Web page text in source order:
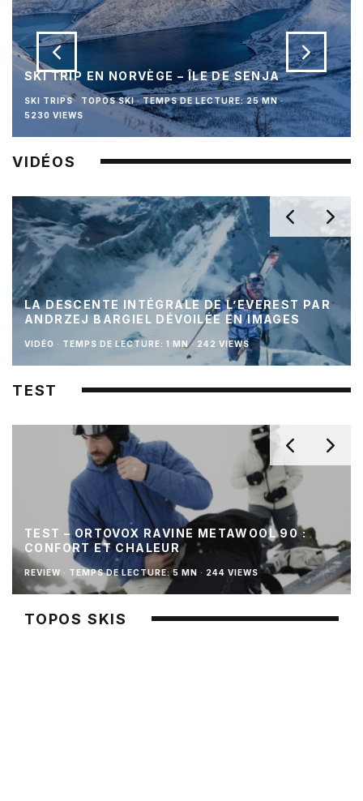
SKI TRIP EN NORVÈGE – ÎLE DE SENJA
SKI TRIPS TOPOS SKI · TEMPS DE LECTURE: 25 MN ·
5230 VIEWS
VIDÉOS
LA DESCENTE INTÉGRALE DE L’EVEREST PAR
ANDRZEJ BARGIEL DÉVOILÉE EN IMAGES
VIDÉO · TEMPS DE LECTURE: 1 MN · 242 VIEWS
TEST
TEST – ORTOVOX RAVINE METAWOOL 90 :
CONFORT ET CHALEUR
REVIEW · TEMPS DE LECTURE: 5 MN · 244 VIEWS
TOPOS SKIS